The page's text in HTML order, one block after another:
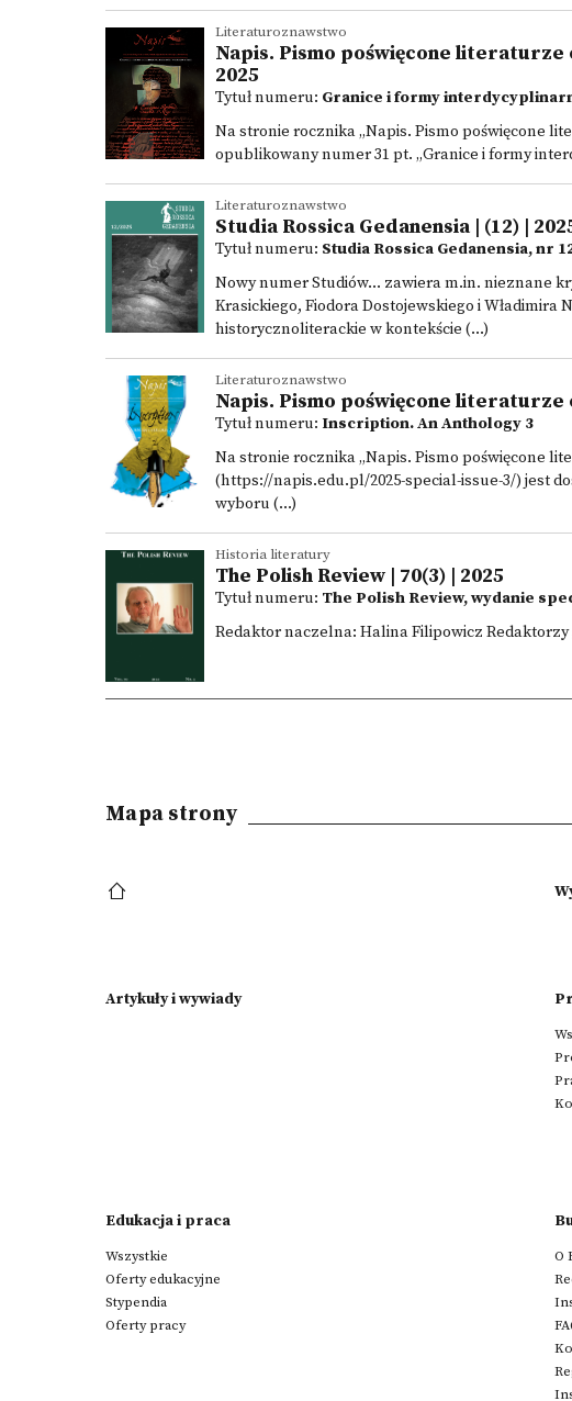
Literaturoznawstwo
Napis. Pismo poświęcone literaturze
2025
Tytuł numeru: Granice i formy
Na stronie rocznika „Napis. Pismo poświęcone
opublikowany numer 31 pt. „Granice i formy
Literaturoznawstwo
Studia Rossica Gedanensia | (12) |
Tytuł numeru: Studia Rossica Gedanensia, nr
Nowy numer Studiów... zawiera m.in. nieznane
Krasickiego, Fiodora Dostojewskiego i
historycznoliterackie w kontekście (...)
Literaturoznawstwo
Napis. Pismo poświęcone literaturze
Tytuł numeru: Inscription. An Anthology 3
Na stronie rocznika „Napis. Pismo poświęcone
(https://napis.edu.pl/2025-special-issue-3/) jest
wyboru (...)
Historia literatury
The Polish Review | 70(3) | 2025
Tytuł numeru: The Polish Review, wydanie
Redaktor naczelna: Halina Filipowicz
Mapa strony
Artykuły i wywiady
Edukacja i praca
Wszystkie
Oferty edukacyjne
Stypendia
Oferty pracy
O